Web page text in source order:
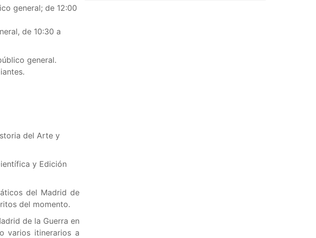
general; de 12:00
de 10:30 a
general.
del Arte y
y Edición
del Madrid de
del momento.
de la Guerra en
varios itinerarios a